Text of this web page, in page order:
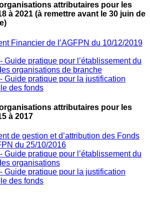
attributaires pour les
à 2021 (à remettre avant le 30 juin de
Financier de l’AGFPN du 10/12/2019
Guide pratique pour l’établissement du
organisations de branche
Guide pratique pour la justification
des fonds
attributaires pour les
à 2017
de gestion et d’attribution des Fonds
du 25/10/2016
Guide pratique pour l’établissement du
organisations
Guide pratique pour la justification
des fonds